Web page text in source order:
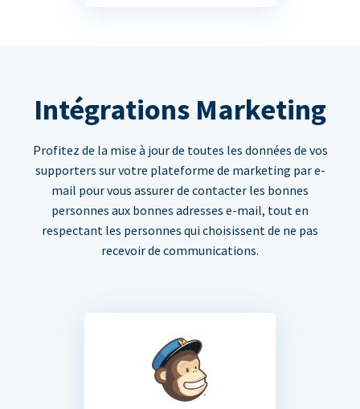
Intégrations Marketing
Profitez de la mise à jour de toutes les données de vos
supporters sur votre plateforme de marketing par e-
mail pour vous assurer de contacter les bonnes
personnes aux bonnes adresses e-mail, tout en
respectant les personnes qui choisissent de ne pas
recevoir de communications.